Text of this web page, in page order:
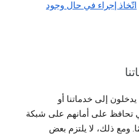
اتّخاذ إجراء في حال وجود
إلى خدماتنا أو
تحافظ على أمانهم على شبكة
ومع ذلك، لا يلتزم بعض